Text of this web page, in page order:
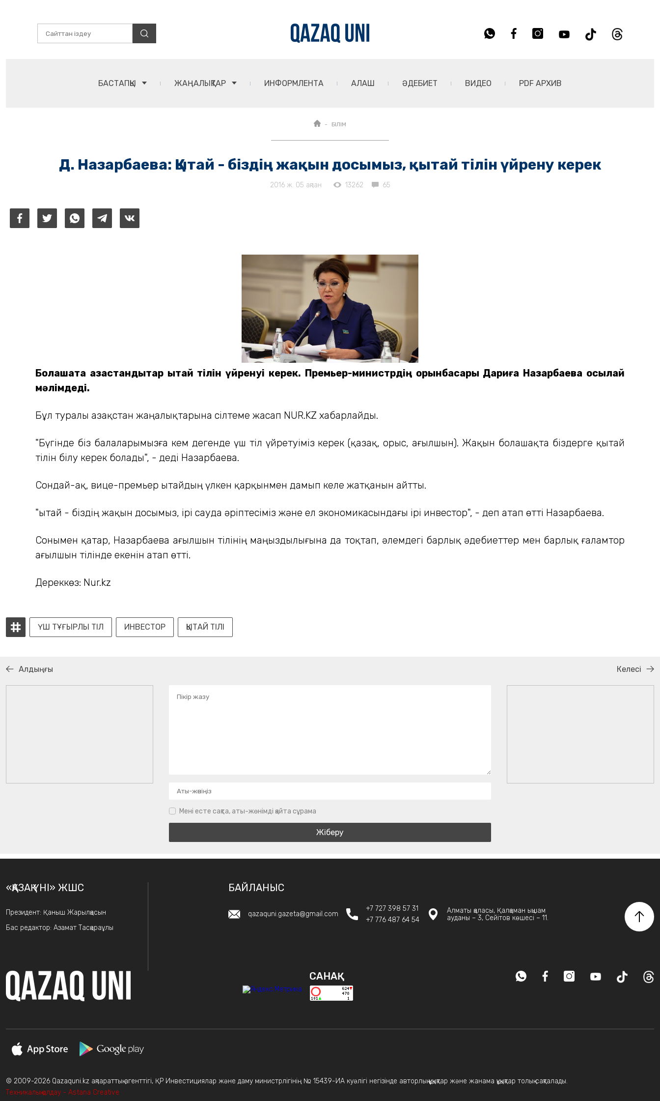
БАСТАПҚЫ ЖАҢАЛЫҚТАР ИНФОРМЛЕНТА АЛАШ ӘДЕБИЕТ ВИДЕО PDF АРХИВ
БІЛІМ
Д. Назарбаева: Қытай - біздің жақын досымыз, қытай тілін үйрену керек
2016 ж. 05 ақпан 13262 65
Болашақта қазақстандықтар қытай тілін үйренуі керек. Премьер-министрдің орынбасары Дариға Назарбаева осылай
мәлімдеді.
Бұл туралы Қазақстан жаңалықтарына сілтеме жасап NUR.KZ хабарлайды.
"Бүгінде біз балаларымызға кем дегенде үш тіл үйретуіміз керек (қазақ, орыс, ағылшын). Жақын болашақта біздерге қытай
тілін білу керек болады", - деді Назарбаева.
Сондай-ақ, вице-премьер Қытайдың үлкен қарқынмен дамып келе жатқанын айтты.
"Қытай - біздің жақын досымыз, ірі сауда әріптесіміз және ел экономикасындағы ірі инвестор", - деп атап өтті Назарбаева.
Сонымен қатар, Назарбаева ағылшын тілінің маңыздылығына да тоқтап, әлемдегі барлық әдебиеттер мен барлық ғаламтор
ағылшын тілінде екенін атап өтті.
Дереккөз: Nur.kz
ҮШ ТҰҒЫРЛЫ ТІЛ ИНВЕСТОР ҚЫТАЙ ТІЛІ
Алдыңғы Келесі
Мені есте сақта, аты-жөнімді қайта сұрама
«ҚАЗАҚ ҮНІ» ЖШС
Президент: Қаныш Жарылқасын
Бас редактор: Азамат Тасқараұлы
БАЙЛАНЫС
qazaquni.gazeta@gmail.com
+7 727 398 57 31
+7 776 487 64 54
Алматы қаласы, Қалқаман ықшам
ауданы – 3, Сейітов көшесі – 11.
САНАҚ
© 2009-2026 Qazaquni.kz ақпараттық агенттігі, ҚР Инвестициялар және даму министрлігінің № 15439-ИА куәлігі негізінде авторлық құқықтар және жанама құқықтар толық сақталады.
Техникалық қолдау - Astana Creative